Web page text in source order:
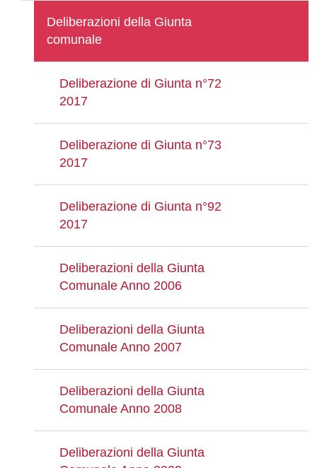
Deliberazioni della Giunta
comunale
Deliberazione di Giunta n°72
2017
Deliberazione di Giunta n°73
2017
Deliberazione di Giunta n°92
2017
Deliberazioni della Giunta
Comunale Anno 2006
Deliberazioni della Giunta
Comunale Anno 2007
Deliberazioni della Giunta
Comunale Anno 2008
Deliberazioni della Giunta